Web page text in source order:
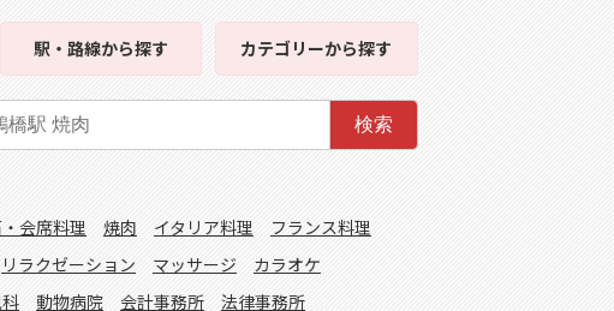
駅・路線から探す カテゴリーから探す
検索
会席料理 焼肉 イタリア料理
フランス料理
リラクゼーション マッサージ
カラオケ
動物病院 会計事務所 法律事務所